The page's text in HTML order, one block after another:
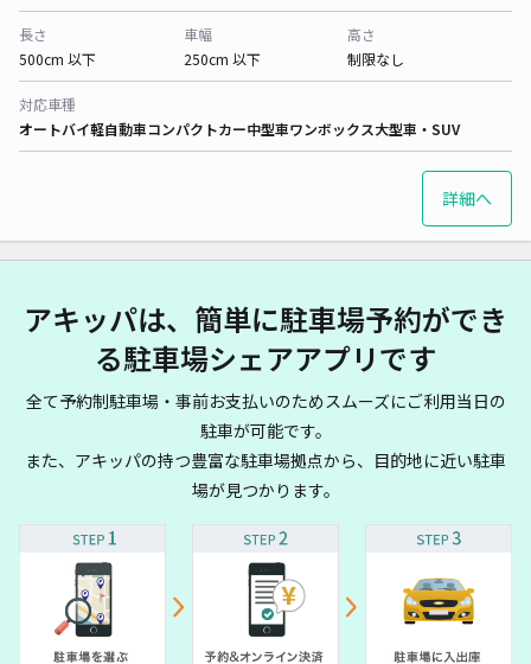
長さ
500cm 以下
車幅
250cm 以下
高さ
制限なし
対応車種
オートバイ軽自動車コンパクトカー中型車ワンボックス大型車・SUV
詳細へ
アキッパは、簡単に駐車場予約ができ
る駐車場シェアアプリです
全て予約制駐車場・事前お支払いのためスムーズにご利用当日の
駐車が可能です。
また、アキッパの持つ豊富な駐車場拠点から、目的地に近い駐車
場が見つかります。